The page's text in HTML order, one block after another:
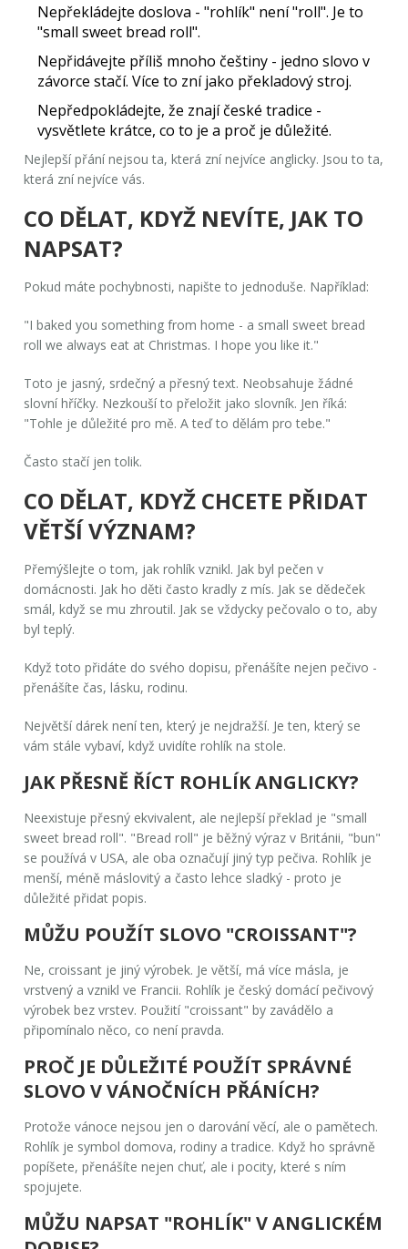
Nepřekládejte doslova - "rohlík" není "roll". Je to
"small sweet bread roll".
Nepřidávejte příliš mnoho češtiny - jedno slovo v
závorce stačí. Více to zní jako překladový stroj.
Nepředpokládejte, že znají české tradice -
vysvětlete krátce, co to je a proč je důležité.
Nejlepší přání nejsou ta, která zní nejvíce anglicky. Jsou to ta,
která zní nejvícevás.
CO DĚLAT, KDYŽ NEVÍTE, JAK TO
NAPSAT?
Pokud máte pochybnosti, napište to jednoduše. Například:
"I baked you something from home - a small sweet bread
roll we always eat at Christmas. I hope you like it."
Toto je jasný, srdečný a přesný text. Neobsahuje žádné
slovní hříčky. Nezkouší to přeložit jako slovník. Jen říká:
"Tohle je důležité pro mě. A teď to dělám pro tebe."
Často stačí jen tolik.
CO DĚLAT, KDYŽ CHCETE PŘIDAT
VĚTŠÍ VÝZNAM?
Přemýšlejte o tom, jak rohlík vznikl. Jak byl pečen v
domácnosti. Jak ho děti často kradly z mís. Jak se dědeček
smál, když se mu zhroutil. Jak se vždycky pečovalo o to, aby
byl teplý.
Když toto přidáte do svého dopisu, přenášíte nejen pečivo -
přenášíte čas, lásku, rodinu.
Největší dárek není ten, který je nejdražší. Je ten, který se
vám stále vybaví, když uvidíte rohlík na stole.
JAK PŘESNĚ ŘÍCT ROHLÍK ANGLICKY?
Neexistuje přesný ekvivalent, ale nejlepší překlad je "small
sweet bread roll". "Bread roll" je běžný výraz v Británii, "bun"
se používá v USA, ale oba označují jiný typ pečiva. Rohlík je
menší, méně máslovitý a často lehce sladký - proto je
důležité přidat popis.
MŮŽU POUŽÍT SLOVO "CROISSANT"?
Ne, croissant je jiný výrobek. Je větší, má více másla, je
vrstvený a vznikl ve Francii. Rohlík je český domácí pečivový
výrobek bez vrstev. Použití "croissant" by zavádělo a
připomínalo něco, co není pravda.
PROČ JE DŮLEŽITÉ POUŽÍT SPRÁVNÉ
SLOVO V VÁNOČNÍCH PŘÁNÍCH?
Protože vánoce nejsou jen o darování věcí, ale o pamětech.
Rohlík je symbol domova, rodiny a tradice. Když ho správně
popíšete, přenášíte nejen chuť, ale i pocity, které s ním
spojujete.
MŮŽU NAPSAT "ROHLÍK" V ANGLICKÉM